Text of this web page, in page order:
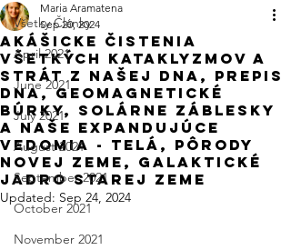
Všetky Články
April 2021
June 2021
July 2021
August 2021
September 2021
October 2021
November 2021
Akášicke Čistenia
Všetkých Kataklyzmov A
Strát Z Našej DNA, Prepis
DNA, Geomagnetické
Búrky, Solárne Záblesky
a Naše Expandujúce
Vedomia - Telá, Pôrody
Novej Zeme, Galaktické
Jadro Starej Zeme
Maria Aramatena
Sep 20, 2024
Updated: Sep 24, 2024